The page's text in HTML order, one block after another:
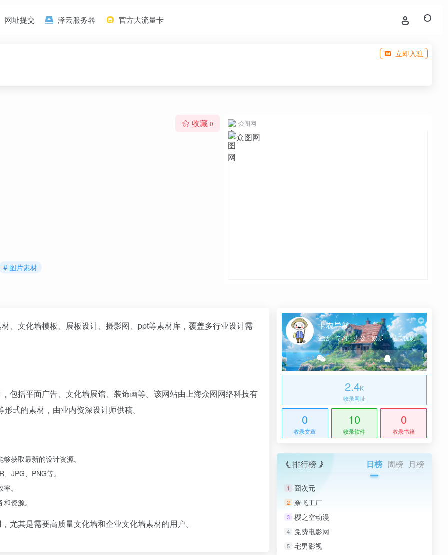
网址提交 泽云服务器 官方大流量卡
立即入驻
收藏 0
# 图片素材
众图网
、文化墙模板、展板设计、摄影图、ppt等素材库，覆盖多行业设计需
包括平面广告、文化墙展馆、装饰画等。该网站由上海众图网络科技有
式的素材，由业内资深设计师供稿。
获取最新的设计资源。
JPG、PNG等。
。
资源。
尤其是需要高质量文化墙和企业文化墙素材的用户。
卡农导航
生活・学习・办公・娱乐 一站式优质网址导航
2.4K
收录网址
0
收录文章
10
收录软件
0
收录书籍
排行榜 日榜 周榜 月榜
1 囧次元
2 奈飞工厂
3 樱之空动漫
4 免费电影网
5 宅男影视